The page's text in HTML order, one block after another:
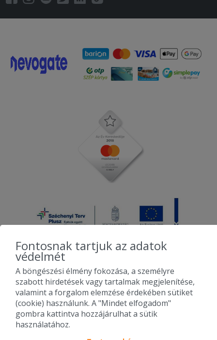
2010-2026 Copyright - Falatozz.hu - Diston-line Kft.
Pizza, gyros, hamburger, menük kedvező áron, egy helyen az összes
étterem ajánlata.
Fontosnak tartjuk az adatok
védelmét
A böngészési élmény fokozása, a személyre
szabott hirdetések vagy tartalmak megjelenítése,
valamint a forgalom elemzése érdekében sütiket
(cookie) használunk. A "Mindet elfogadom"
gombra kattintva hozzájárulhat a sütik
használatához.